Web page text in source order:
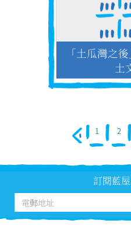
「土瓜灣之
土
1 2
訂閱藍